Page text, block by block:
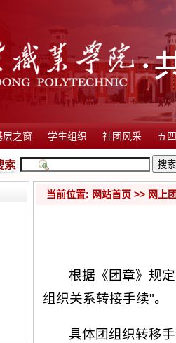
层之窗 学生组织 社团风采 五
当前位置: 网站首页 >> 网上
根据《团章》规
组织关系转接手续"。
具体团组织转移